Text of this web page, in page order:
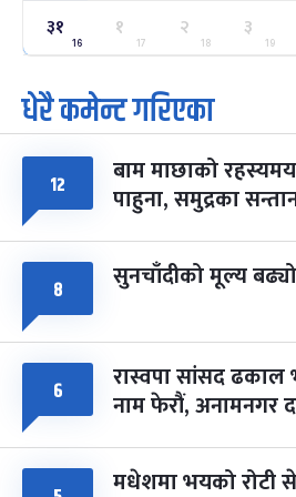
२५
मंगल
ग्याल्पो ल्होसार
फाल्गुन २५, २०८३ Mar 9, 2027
७
आइत
पूर्णिमा व्रत
चैत्र ७, २०८३-Mar 21, 2027
८ फागुपूर्णिमा
चैत्र ८, २०८३-Mar 22, 2027
३१
16
१
17
२
18
३
19
धेरै कमेन्ट गरिएका
१२ बाम माछाको
पाहुना, समुद्रका
८ सुनचाँदीको मूल्य बढ्यो
६ रास्वपा सांसद ढकाल
नाम फेरौं, अनामनगर
मधेशमा भयको रोटी